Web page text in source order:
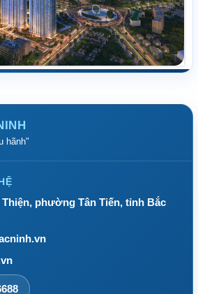
hãnh"
phường Tân Tiến, tỉnh Bắc